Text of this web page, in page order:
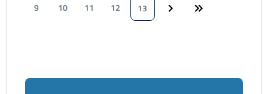
9
10 11 12 13